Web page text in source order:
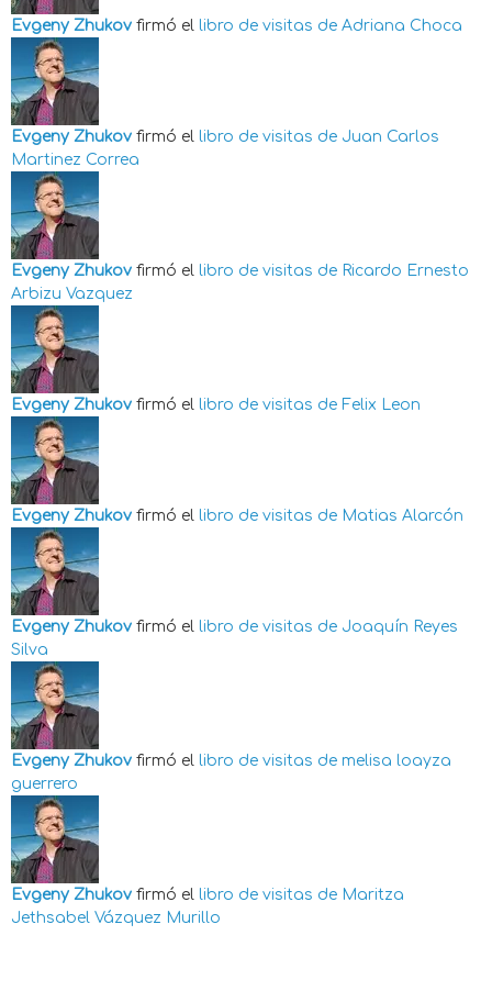
Evgeny Zhukov firmó el libro de visitas de Adriana Choca
Evgeny Zhukov firmó el libro de visitas de Juan Carlos
Martinez Correa
Evgeny Zhukov firmó el libro de visitas de Ricardo Ernesto
Arbizu Vazquez
Evgeny Zhukov firmó el libro de visitas de Felix Leon
Evgeny Zhukov firmó el libro de visitas de Matias Alarcón
Evgeny Zhukov firmó el libro de visitas de Joaquín Reyes
Silva
Evgeny Zhukov firmó el libro de visitas de melisa loayza
guerrero
Evgeny Zhukov firmó el libro de visitas de Maritza
Jethsabel Vázquez Murillo